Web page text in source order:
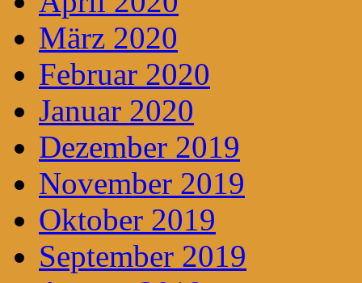
März 2020
Februar 2020
Januar 2020
Dezember 2019
November 2019
Oktober 2019
September 2019